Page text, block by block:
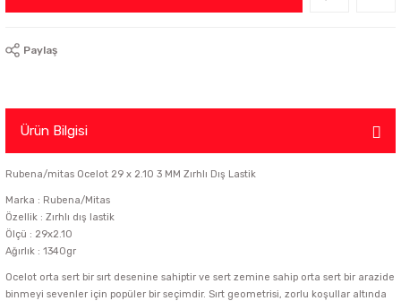
Paylaş
Ürün Bilgisi
Rubena/mitas Ocelot 29 x 2.10 3 MM Zırhlı Dış Lastik
Marka : Rubena/Mitas
Özellik : Zırhlı dış lastik
Ölçü : 29x2.10
Ağırlık : 1340gr
Ocelot orta sert bir sırt desenine sahiptir ve sert zemine sahip orta sert bir arazide
binmeyi sevenler için popüler bir seçimdir. Sırt geometrisi, zorlu koşullar altında